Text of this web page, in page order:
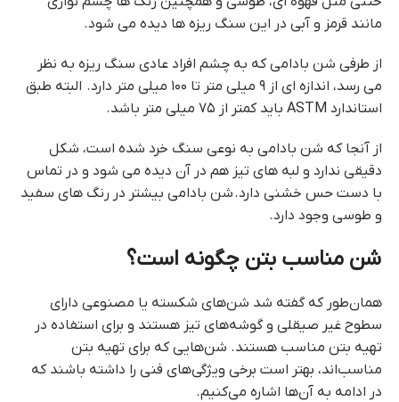
مانند قرمز و آبی در این سنگ ریزه ها دیده می شود.
از طرفی شن بادامی که به چشم افراد عادی سنگ ریزه به نظر
می رسد، اندازه ای از ۹ میلی متر تا ۱۰۰ میلی متر دارد. البته طبق
استاندارد ASTM باید کمتر از ۷۵ میلی متر باشد.
از آنجا که شن بادامی به نوعی سنگ خرد شده است، شکل
دقیقی ندارد و لبه های تیز هم در آن دیده می شود و در تماس
با دست حس خشنی دارد. شن بادامی بیشتر در رنگ های سفید
و طوسی وجود دارد.
شن مناسب بتن چگونه است؟
همان‌طور که گفته شد شن‌های شکسته یا مصنوعی دارای
سطوح غیر صیقلی و گوشه‌های تیز هستند و برای استفاده در
تهیه بتن مناسب هستند. شن‌هایی که برای تهیه بتن
مناسب‌اند، بهتر است برخی ویژگی‌های فنی را داشته باشند که
در ادامه به آن‌ها اشاره می‌کنیم.